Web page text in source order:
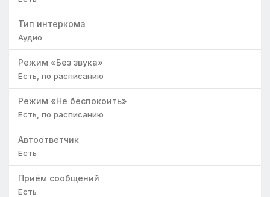
Тип интеркома
Аудио
Режим «Без звука»
Есть, по расписанию
Режим «Не беспокоить»
Есть, по расписанию
Автоответчик
Есть
Приём сообщений
Есть